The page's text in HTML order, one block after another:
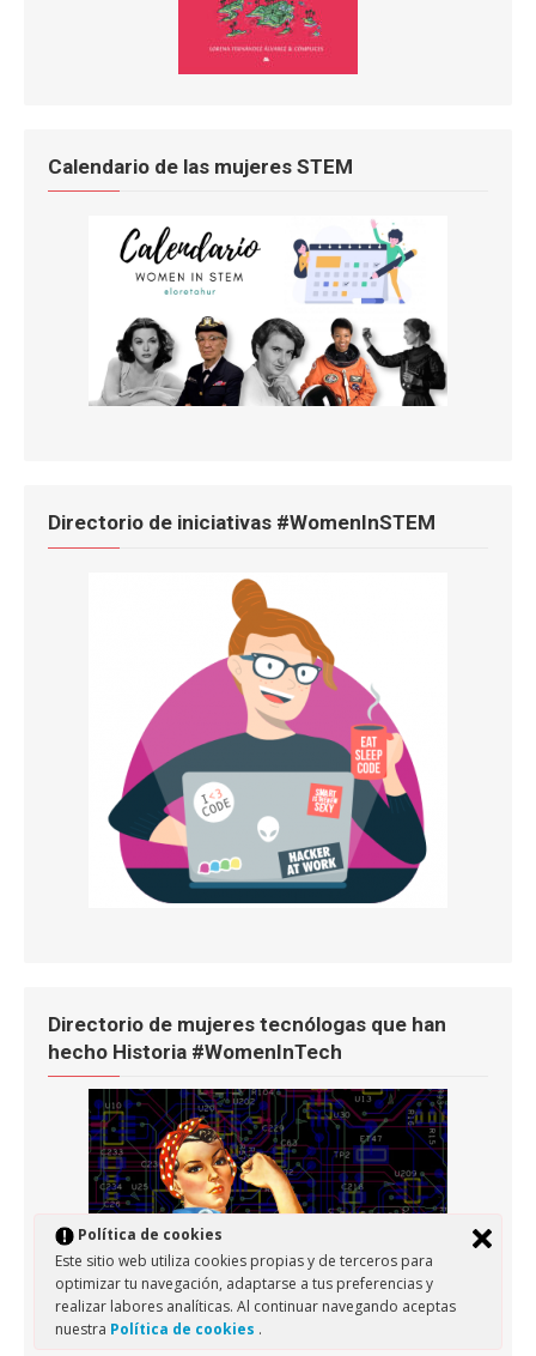
Política de cookies
Este sitio web utiliza cookies propias y de terceros para
optimizar tu navegación, adaptarse a tus preferencias y
realizar labores analíticas. Al continuar navegando aceptas
nuestra Política de cookies .
Calendario de las mujeres STEM
Directorio de iniciativas #WomenInSTEM
Directorio de mujeres tecnólogas que han
hecho Historia #WomenInTech